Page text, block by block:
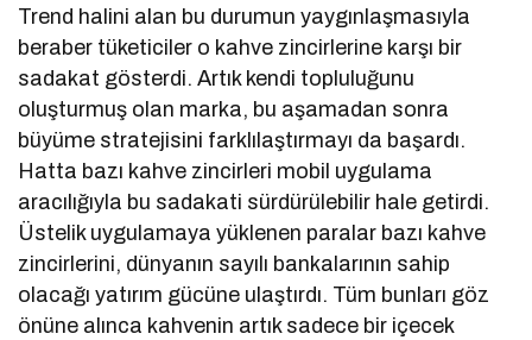
Trend halini alan bu durumun yaygınlaşmasıyla
beraber tüketiciler o kahve zincirlerine karşı bir
sadakat gösterdi. Artık kendi topluluğunu
oluşturmuş olan marka, bu aşamadan sonra
büyüme stratejisini farklılaştırmayı da başardı.
Hatta bazı kahve zincirleri mobil uygulama
aracılığıyla bu sadakati sürdürülebilir hale getirdi.
Üstelik uygulamaya yüklenen paralar bazı kahve
zincirlerini, dünyanın sayılı bankalarının sahip
olacağı yatırım gücüne ulaştırdı. Tüm bunları göz
önüne alınca kahvenin artık sadece bir içecek